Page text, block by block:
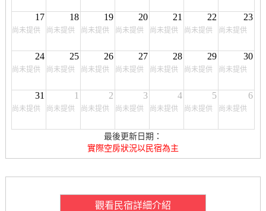
17
尚未提供
18
尚未提供
19
尚未提供
20
尚未提供
21
尚未提供
22
尚未提供
23
尚未提供
24
尚未提供
25
尚未提供
26
尚未提供
27
尚未提供
28
尚未提供
29
尚未提供
30
尚未提供
31
尚未提供
1
尚未提供
2
尚未提供
3
尚未提供
4
尚未提供
5
尚未提供
6
尚未提供
最後更新日期：
實際空房狀況以民宿為主
觀看民宿詳細介紹